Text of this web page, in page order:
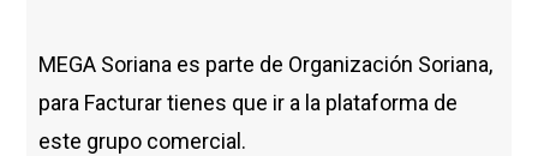
MEGA Soriana es parte de Organización Soriana,
para Facturar tienes que ir a la plataforma de
este grupo comercial.